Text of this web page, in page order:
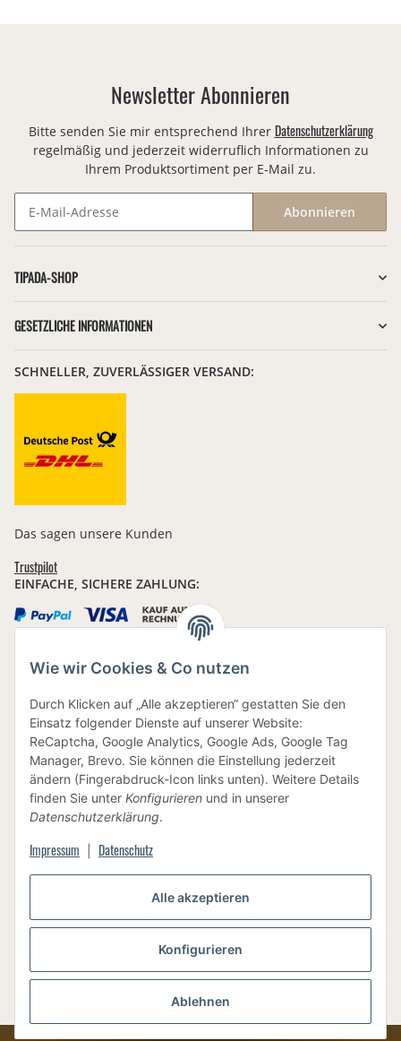
Alle akzeptieren
Konfigurieren
Ablehnen
Wie wir Cookies & Co nutzen
Durch Klicken auf „Alle akzeptieren“ gestatten Sie den
Einsatz folgender Dienste auf unserer Website:
ReCaptcha, Google Analytics, Google Ads, Google Tag
Manager, Brevo. Sie können die Einstellung jederzeit
ändern (Fingerabdruck-Icon links unten). Weitere Details
finden Sie unter Konfigurieren und in unserer
Datenschutzerklärung.
Impressum Datenschutz
Newsletter Abonnieren
Bitte senden Sie mir entsprechend Ihrer Datenschutzerklärung
regelmäßig und jederzeit widerruflich Informationen zu
Ihrem Produktsortiment per E-Mail zu.
Abonnieren
TIPADA-SHOP
GESETZLICHE INFORMATIONEN
SCHNELLER, ZUVERLÄSSIGER VERSAND:
Das sagen unsere Kunden
Trustpilot
EINFACHE, SICHERE ZAHLUNG:
BEWUSSTE VERPACKUNG
Vertrag widerrufen
* Alle Preise inkl. gesetzlicher USt., zzgl.Versand